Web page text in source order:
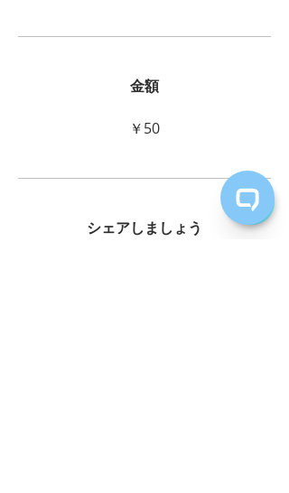
金額
￥50
シェアしましょう